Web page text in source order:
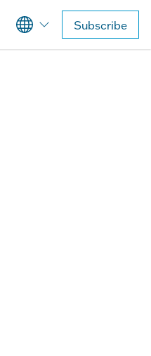
Subscribe